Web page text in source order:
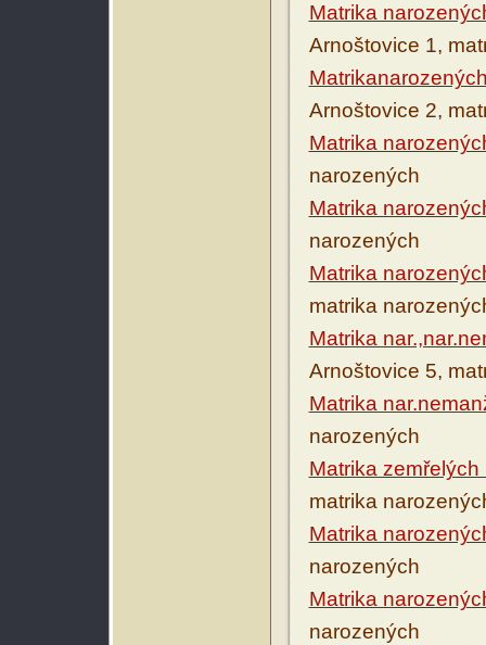
Matrika
Arnoštovice 1,
Arnoštovice 2,
Matrika
narozených
Matrika
narozených
Matrika
matrika
Matrika
Arnoštovice 5,
Matrika
narozených
Matrika
matrika
Matrika
narozených
Matrika
narozených